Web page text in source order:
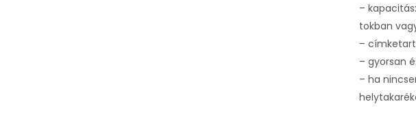
–
tokban
–
– gyorsan
– ha